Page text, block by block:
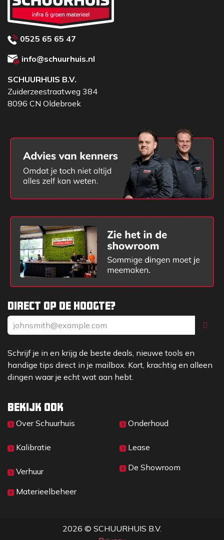
Direct op de hoogte?
Schrijf je in en krijg de beste deals, nieuwe tools en
handige tips direct in je mailbox. Kort, krachtig en alleen
dingen waar je echt wat aan hebt.
Bekijk ook
Over Sc​huurhuis
Kalibratie
Verhuur
Materieelbeheer
Onderhoud
Lease
De Showroom
0525 65 65 47
info@schuurhuis.nl
SCHUURHUIS B.V.
Zuiderzeestraatweg 384
8096 CN Oldebroek
2026 © SCHUURHUIS B.V.